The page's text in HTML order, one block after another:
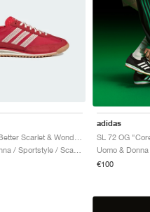
adidas
SL 72 OG
€100